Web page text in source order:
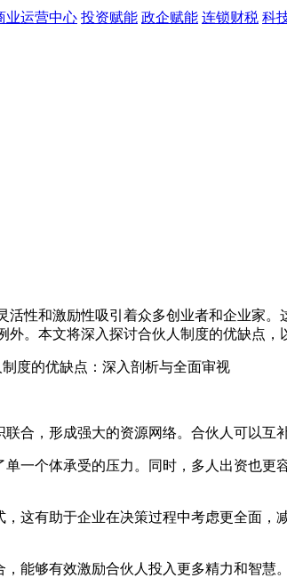
业运营中心 投资赋能 政企赋能 连锁财税 科
和激励性吸引着众多创业者和企业家。
。本文将深入探讨合伙人制度的优缺点，
合，形成强大的资源网络。合伙人可以互
一个体承受的压力。同时，多人出资也
这有助于企业在决策过程中考虑更全面
能够有效激励合伙人投入更多精力和智